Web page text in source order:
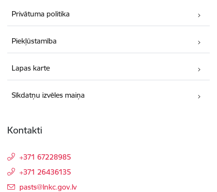
Privātuma politika
Piekļūstamība
Lapas karte
Sīkdatņu izvēles maiņa
Kontakti
+371 67228985
+371 26436135
E-pasts:
pasts@lnkc.gov.lv